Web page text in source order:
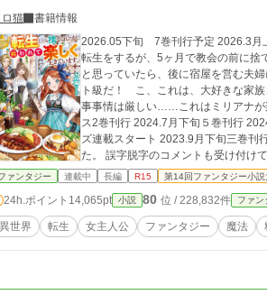
猫
書籍情報
2026.05下旬 7巻刊行予定 2026.3月上旬 文庫1巻刊行 2026.2下旬 コミカライズ3巻刊行 寺崎美里亜は異世界
転生をするが、5ヶ月で教会の前に捨てられてしまう。 しかも、寒い中、誰も
と思っていたら、後に宿屋を営む夫
ト級だ！ こ、これは、大好きな家
事事情は厳しい……これはミリアナが楽しく生きながら奮闘す
ス2巻刊行 2024.7月下旬５巻刊行 2024.6月下旬コミックス1巻刊行 2024.1月下旬4巻刊行 2023.12.19 コミカライ
ズ連載スタート 2023.9月下旬三巻刊行 2023.3月30日二巻刊行 2022.11月30日一巻刊行 コメント欄を解放しまし
た。 誤字脱字のコメントも受け付け
た、ストーリーや今後の展開に迫る質問等は返信を控
ァンタジー 連載中 長編 R15 第14回ファンタジー小
24h.ポイント 14,065pt 小説 80 位 / 228,832件 ファン
異世界 転生 女主人公 ファンタジー 魔法